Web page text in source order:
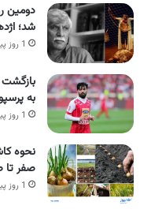
دومین
شد؛
1 روز پیش
به
1 روز پیش
نحوه
صفر تا
1 روز پیش